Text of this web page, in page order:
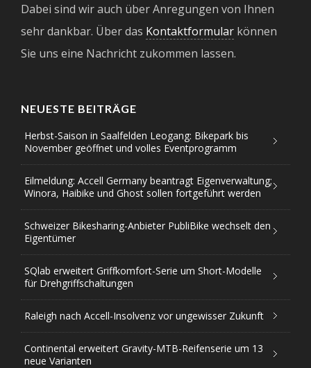
Dabei sind wir auch über Anregungen von Ihnen
sehr dankbar. Über das Kontaktformular können
Sie uns eine Nachricht zukommen lassen.
NEUESTE BEITRÄGE
Herbst-Saison in Saalfelden Leogang: Bikepark bis
November geöffnet und volles Eventprogramm
Eilmeldung: Accell Germany beantragt Eigenverwaltung;
Winora, Haibike und Ghost sollen fortgeführt werden
Schweizer Bikesharing-Anbieter PubliBike wechselt den
Eigentümer
SQlab erweitert Griffkomfort-Serie um Short-Modelle
für Drehgriffschaltungen
Raleigh nach Accell-Insolvenz vor ungewisser Zukunft
Continental erweitert Gravity-MTB-Reifenserie um 13
neue Varianten